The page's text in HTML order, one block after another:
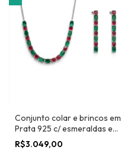
Conjunto colar e brincos em
Prata 925 c/ esmeraldas e
rubis
R$3.049,00